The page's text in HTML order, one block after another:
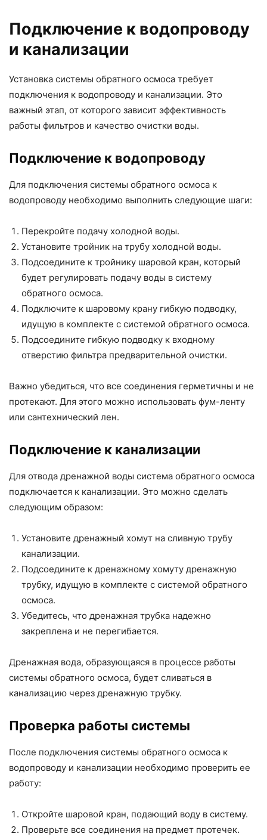
Подключение к водопроводу
и канализации
Установка системы обратного осмоса требует
подключения к водопроводу и канализации. Это
важный этап, от которого зависит эффективность
работы фильтров и качество очистки воды.
Подключение к водопроводу
Для подключения системы обратного осмоса к
водопроводу необходимо выполнить следующие шаги:
Перекройте подачу холодной воды.
Установите тройник на трубу холодной воды.
Подсоедините к тройнику шаровой кран, который
будет регулировать подачу воды в систему
обратного осмоса.
Подключите к шаровому крану гибкую подводку,
идущую в комплекте с системой обратного осмоса.
Подсоедините гибкую подводку к входному
отверстию фильтра предварительной очистки.
Важно убедиться, что все соединения герметичны и не
протекают. Для этого можно использовать фум-ленту
или сантехнический лен.
Подключение к канализации
Для отвода дренажной воды система обратного осмоса
подключается к канализации. Это можно сделать
следующим образом:
Установите дренажный хомут на сливную трубу
канализации.
Подсоедините к дренажному хомуту дренажную
трубку, идущую в комплекте с системой обратного
осмоса.
Убедитесь, что дренажная трубка надежно
закреплена и не перегибается.
Дренажная вода, образующаяся в процессе работы
системы обратного осмоса, будет сливаться в
канализацию через дренажную трубку.
Проверка работы системы
После подключения системы обратного осмоса к
водопроводу и канализации необходимо проверить ее
работу:
Откройте шаровой кран, подающий воду в систему.
Проверьте все соединения на предмет протечек.